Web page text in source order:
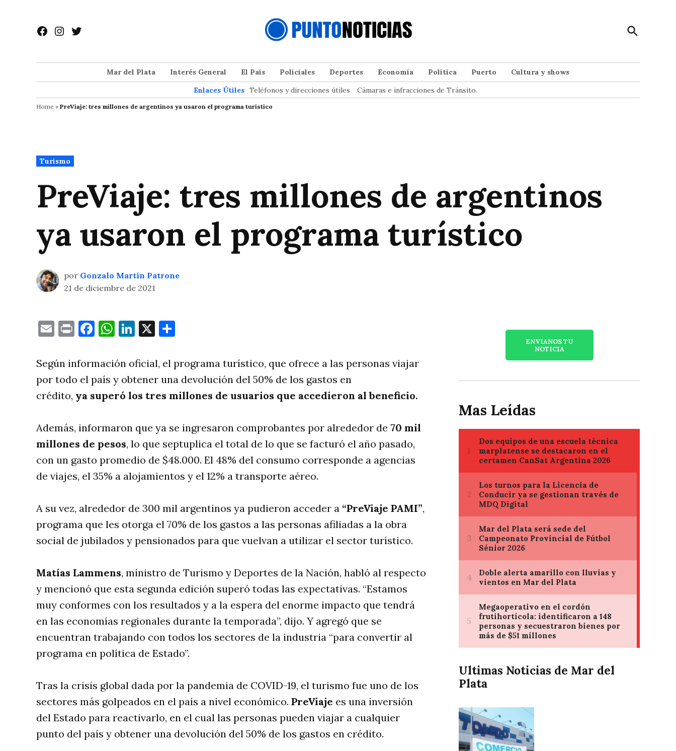
contenido
Facebook
Instagram
Twitter
Open
Search
Mar del Plata Interés General El País Policiales Deportes Economía Política Puerto
Cultura y shows
Enlaces Útiles Teléfonos y direcciones útiles Cámaras e infracciones de Tránsito.
Home » PreViaje: tres millones de argentinos ya usaron el programa turístico
Publicado
en
Turismo
PreViaje: tres millones de argentinos
ya usaron el programa turístico
por Gonzalo Martín Patrone
21 de diciembre de 2021
EmailPrintFacebook
WhatsApp
LinkedIn
X
Según información oficial, el programa turístico, que ofrece a las personas viajar
por todo el país y obtener una devolución del 50% de los gastos en
crédito, ya superó los tres millones de usuarios que accedieron al beneficio.
Además, informaron que ya se ingresaron comprobantes por alrededor de 70 mil
millones de pesos, lo que septuplica el total de lo que se facturó el año pasado,
con un gasto promedio de $48.000. El 48% del consumo corresponde a agencias
de viajes, el 35% a alojamientos y el 12% a transporte aéreo.
A su vez, alrededor de 300 mil argentinos ya pudieron acceder a “PreViaje PAMI”,
programa que les otorga el 70% de los gastos a las personas afiliadas a la obra
social de jubilados y pensionados para que vuelvan a utilizar el sector turístico.
Matías Lammens, ministro de Turismo y Deportes de la Nación, habló al respecto
y mencionó que esta segunda edición superó todas las expectativas. “Estamos
muy conformes con los resultados y a la espera del enorme impacto que tendrá
en las economías regionales durante la temporada”, dijo. Y agregó que se
encuentran trabajando con todos los sectores de la industria “para convertir al
programa en política de Estado”.
Tras la crisis global dada por la pandemia de COVID-19, el turismo fue uno de los
sectores más golpeados en el país a nivel económico. PreViaje es una inversión
del Estado para reactivarlo, en el cual las personas pueden viajar a cualquier
punto del país y obtener una devolución del 50% de los gastos en crédito.
ENVIANOS TU
NOTICIA
Mas Leídas
Ultimas Noticias de Mar del
Plata